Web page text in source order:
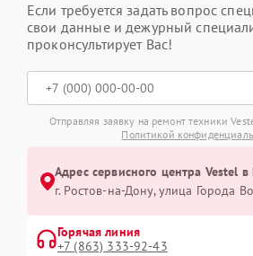
Если требуется задать вопрос
свои данные и дежурный
проконсультирует Вас!
Отправляя заявку на ремонт техники
Политикой
Адрес сервисного центра Vestel
г. Ростов-на-Дону, улица Города
Горячая линия
+7 (863) 333-92-43